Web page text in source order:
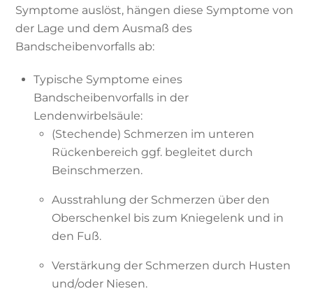
Symptome auslöst, hängen diese Symptome von
der Lage und dem Ausmaß des
Bandscheibenvorfalls ab:
Typische Symptome eines
Bandscheibenvorfalls in der
Lendenwirbelsäule:
(Stechende) Schmerzen im unteren
Rückenbereich ggf. begleitet durch
Beinschmerzen.
Ausstrahlung der Schmerzen über den
Oberschenkel bis zum Kniegelenk und in
den Fuß.
Verstärkung der Schmerzen durch Husten
und/oder Niesen.